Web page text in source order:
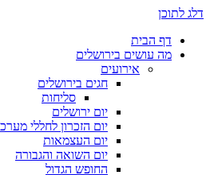
דלג לתוכן
דף הבית
מה עושים בירושלים
אירועים
חגים בירושלים
סליחות
יום ירושלים
יום הזכרון לחללי
יום העצמאות
יום השואה והגבורה
החופש הגדול